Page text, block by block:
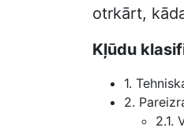
otrkārt,
Kļūdu
1.
2.
2.1.